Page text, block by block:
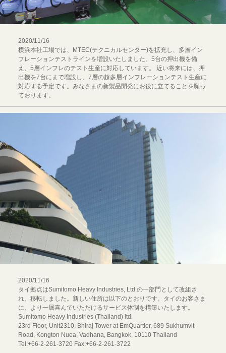
2020/11/16
横浜本社工場では、MTEC(テクニカルセンター)を拡充し、多層イン
フレーションテストラインを増設いたしました。5台の押出機を備
え、5層インフレのテスト生産に対応しています。 近い将来には、押
出機を7台にまで増設し、7層の超多層インフレーションテスト生産に
対応する予定です。みなさまの新製品開発にお役に立てることを願っ
ております。
2020/11/16
タイ拠点はSumitomo Heavy Industries, Ltd.の一部門として改組さ
れ、移転しました。新しい住所は以下のとおりです。タイのお客さま
に、より一層喜んでいただけるサービス体制を構築いたします。
Sumitomo Heavy Industries (Thailand) ltd.
23rd Floor, Unit2310, Bhiraj Tower at EmQuartier, 689 Sukhumvit
Road, Kongton Nuea, Vadhana, Bangkok, 10110 Thailand
Tel:+66-2-261-3720 Fax:+66-2-261-3722